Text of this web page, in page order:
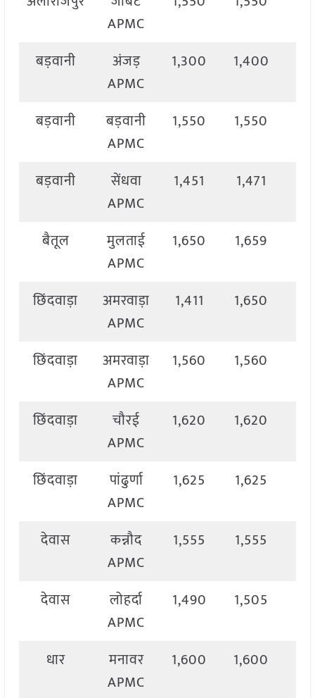
APMC
बड़वानी
अंजड़
APMC
1,300 1,400
बड़वानी
बड़वानी
APMC
1,550 1,550
बड़वानी
सेंधवा
APMC
1,451 1,471
बैतूल
मुलताई
APMC
1,650 1,659
छिंदवाड़ा
अमरवाड़ा
APMC
1,411 1,650
छिंदवाड़ा
अमरवाड़ा
APMC
1,560 1,560
छिंदवाड़ा
चौरई
APMC
1,620 1,620
छिंदवाड़ा
पांढुर्णा
APMC
1,625 1,625
देवास
कन्नौद
APMC
1,555 1,555
देवास
लोहर्दा
APMC
1,490 1,505
धार
मनावर
APMC
1,600 1,600